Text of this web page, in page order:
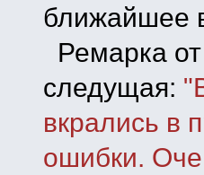
ближайшее
Ремарка
следущая:
вкрались в
ошибки.